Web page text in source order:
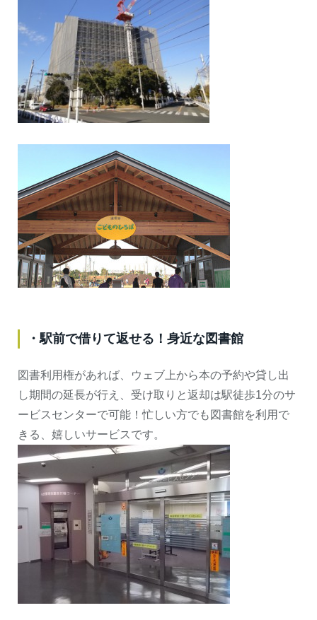
・駅前で借りて返せる！身近な図書館
図書利用権があれば、ウェブ上から本の予約や貸し出
し期間の延長が行え、受け取りと返却は駅徒歩1分のサ
ービスセンターで可能！忙しい方でも図書館を利用で
きる、嬉しいサービスです。